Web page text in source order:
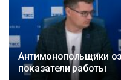
Антимонопольщики
показатели работы